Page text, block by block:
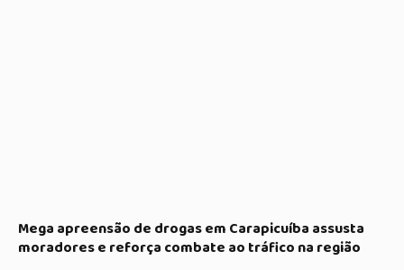
Mega apreensão de drogas em Carapicuíba assusta
moradores e reforça combate ao tráfico na região